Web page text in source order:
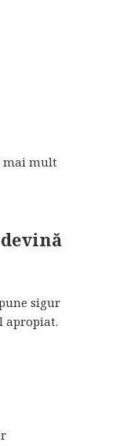
mai mult
sigur